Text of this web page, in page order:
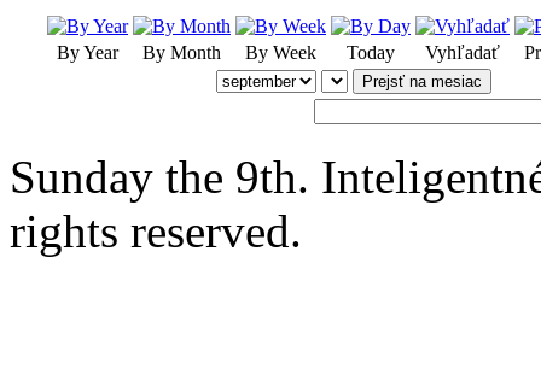
By Year By Month By Week Today Vyhľadať
Prejsť na mesiac
Sunday the 9th.
rights reserved.